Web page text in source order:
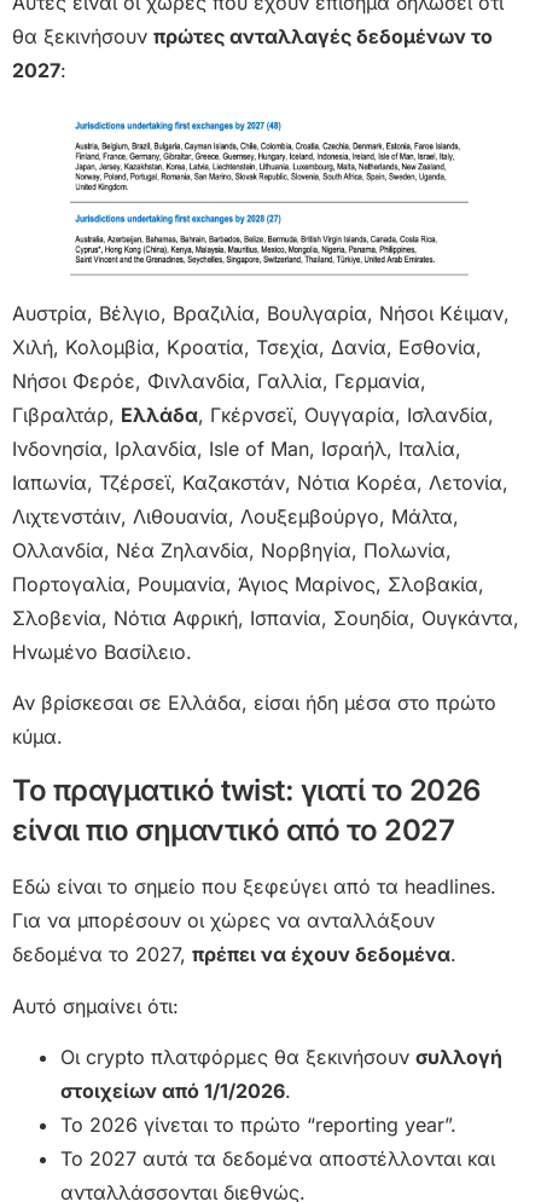
θα ξεκινήσουν πρώτες ανταλλαγές δεδομένων το
2027:
Αυστρία, Βέλγιο, Βραζιλία, Βουλγαρία, Νήσοι Κέιμαν,
Χιλή, Κολομβία, Κροατία, Τσεχία, Δανία, Εσθονία,
Νήσοι Φερόε, Φινλανδία, Γαλλία, Γερμανία,
Γιβραλτάρ, Ελλάδα, Γκέρνσεϊ, Ουγγαρία, Ισλανδία,
Ινδονησία, Ιρλανδία, Isle of Man, Ισραήλ, Ιταλία,
Ιαπωνία, Τζέρσεϊ, Καζακστάν, Νότια Κορέα, Λετονία,
Λιχτενστάιν, Λιθουανία, Λουξεμβούργο, Μάλτα,
Ολλανδία, Νέα Ζηλανδία, Νορβηγία, Πολωνία,
Πορτογαλία, Ρουμανία, Άγιος Μαρίνος, Σλοβακία,
Σλοβενία, Νότια Αφρική, Ισπανία, Σουηδία, Ουγκάντα,
Ηνωμένο Βασίλειο.
Αν βρίσκεσαι σε Ελλάδα, είσαι ήδη μέσα στο πρώτο
κύμα.
Το πραγματικό twist: γιατί το 2026
είναι πιο σημαντικό από το 2027
Εδώ είναι το σημείο που ξεφεύγει από τα headlines.
Για να μπορέσουν οι χώρες να ανταλλάξουν
δεδομένα το 2027, πρέπει να έχουν δεδομένα.
Αυτό σημαίνει ότι:
Οι crypto πλατφόρμες θα ξεκινήσουν συλλογή
στοιχείων από 1/1/2026.
Το 2026 γίνεται το πρώτο “reporting year”.
Το 2027 αυτά τα δεδομένα αποστέλλονται και
ανταλλάσσονται διεθνώς.